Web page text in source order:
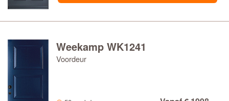
Weekamp WK1241
Voordeur